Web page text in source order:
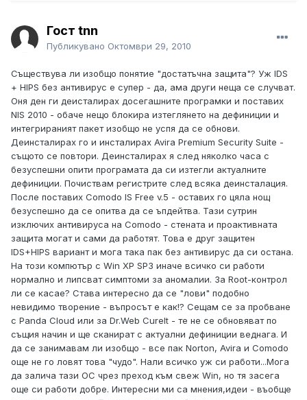
Гост tnn
Публикувано Октомври 29, 2010
Съществува ли изобщо понятие "достатъчна защита"? Уж IDS
+ HIPS без антивирус е супер - да, ама други неща се случват.
Оня ден ги деисталирах досегашните програмки и поставих
NIS 2010 - обаче нещо блокира изтеглянето на дефиниции и
интегрираният пакет изобщо не успя да се обнови.
Деинсталирах го и инсталирах Avira Premium Security Suite -
същото се повтори. Деинсталирах я след няколко часа с
безуспешни опити програмата да си изтегли актуалните
дефиниции. Почиствам регистрите след всяка деинсталация.
После поставих Comodo IS Free v.5 - оставих го цяла нощ
безуспешно да се опитва да се ъпдейтва. Тази сутрин
изключих антивируса на Comodo - стената и проактивната
защита могат и сами да работят. Това е друг защитен
IDS+HIPS вариант и мога така пак без антивирус да си остана.
На този компютър с Win XP SP3 иначе всичко си работи
нормално и липсват симптоми за аномалии. За Root-контрол
ли се касае? Става интересно да се "лови" подобно
невидимо творение - въпросът е как!? Сещам се за пробване
с Panda Cloud или за Dr.Web CureIt - те не се обновяват по
същия начин и ще сканират с актуални дефиниции веднага. И
да се занимавам ли изобщо - все пак Norton, Avira и Comodo
още не го ловят това "чудо". Нали всичко уж си работи...Мога
да залича тази ОС чрез преход към свеж Win, но тя засега
още си работи добре. Интересни ми са мнения,идеи - въобще